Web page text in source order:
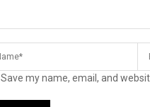
Save my name, email, and